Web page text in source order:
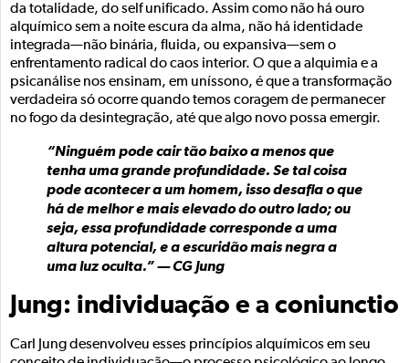
da totalidade, do self unificado. Assim como não há ouro
alquímico sem a noite escura da alma, não há identidade
integrada—não binária, fluida, ou expansiva—sem o
enfrentamento radical do caos interior. O que a alquimia e a
psicanálise nos ensinam, em uníssono, é que a transformação
verdadeira só ocorre quando temos coragem de permanecer
no fogo da desintegração, até que algo novo possa emergir.
“Ninguém pode cair tão baixo a menos que
tenha uma grande profundidade. Se tal coisa
pode acontecer a um homem, isso desafia o que
há de melhor e mais elevado do outro lado; ou
seja, essa profundidade corresponde a uma
altura potencial, e a escuridão mais negra a
uma luz oculta.” — CG Jung
Jung: individuação e a coniunctio
Carl Jung desenvolveu esses princípios alquímicos em seu